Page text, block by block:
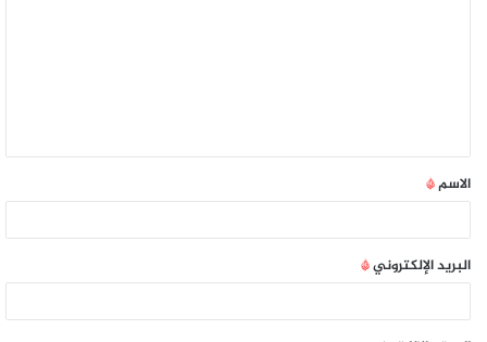
الاسم*
البريد الإلكتروني*